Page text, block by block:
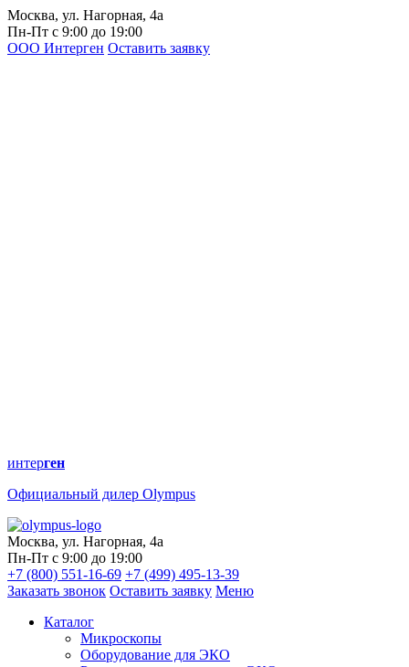
Москва, ул. Нагорная, 4а
Пн-Пт с 9:00 до 19:00
ООО Интерген Оставить заявку
интерген
Официальный дилер Olympus
Москва, ул. Нагорная, 4а
Пн-Пт с 9:00 до 19:00
+7 (800) 551-16-69 +7 (499) 495-13-39
Заказать звонок Оставить заявку Меню
Каталог
Микроскопы
Оборудование для ЭКО